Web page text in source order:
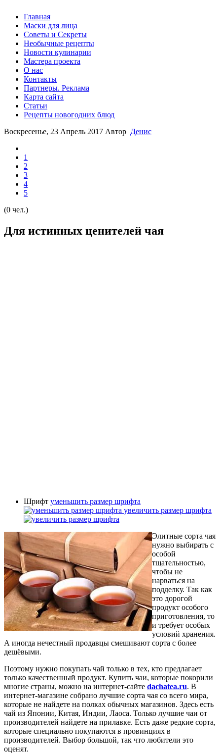
Главная
Маски для лица
Советы и Секреты
Необычные рецепты
Новости кулинарии
Мастера проекта
О нас
Контакты
Партнеры. Реклама
Карта сайта
Статьи
Рецепты новогодних блюд
Воскресенье, 23 Апрель 2017 Автор Денис
1
2
3
4
5
(0 чел.)
Для истинных ценителей чая
Шрифт уменьшить размер шрифта
увеличить размер шрифта
Элитные сорта чая
нужно выбирать с
особой
тщательностью,
чтобы не
нарваться на
подделку. Так как
это дорогой
продукт особого
приготовления, то
и требует особых
условий хранения.
А иногда нечестный продавцы смешивают сорта с более
дешёвыми.
Поэтому нужно покупать чай только в тех, кто предлагает
только качественный продукт. Купить чаи, которые покорили
многие страны, можно на интернет-сайте dachatea.ru. В
интернет-магазине собрано лучшие сорта чая со всего мира,
которые не найдете на полках обычных магазинов. Здесь есть
чай из Японии, Китая, Индии, Лаоса. Только лучшие чаи от
производителей найдете на прилавке. Есть даже редкие сорта,
которые специально покупаются в провинциях в
производителей. Выбор большой, так что любители это
оценят.